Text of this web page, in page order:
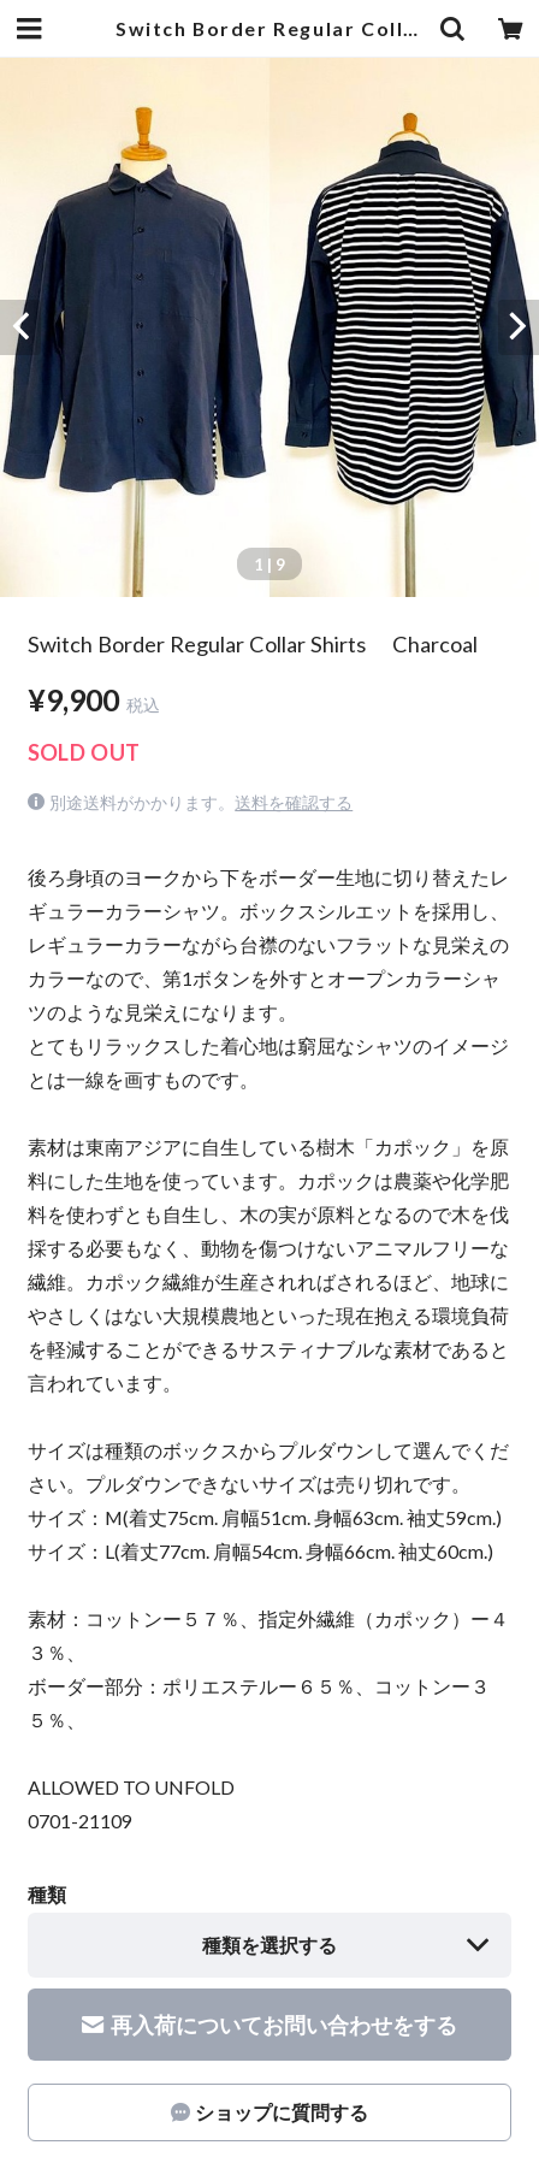
Switch Border Regular Collar Shirts Charcoal | 武蔵小杉のセレクトショップ【ナクール】-nakool-
1 | 9
Switch Border Regular Collar Shirts Charcoal
¥9,900 税込
SOLD OUT
別途送料がかかります。 送料を確認する
後ろ身頃のヨークから下をボーダー生地に切り替えたレ
ギュラーカラーシャツ。ボックスシルエットを採用し、
レギュラーカラーながら台襟のないフラットな見栄えの
カラーなので、第1ボタンを外すとオープンカラーシャ
ツのような見栄えになります。
とてもリラックスした着心地は窮屈なシャツのイメージ
とは一線を画すものです。
素材は東南アジアに自生している樹木「カポック」を原
料にした生地を使っています。カポックは農薬や化学肥
料を使わずとも自生し、木の実が原料となるので木を伐
採する必要もなく、動物を傷つけないアニマルフリーな
繊維。カポック繊維が生産されればされるほど、地球に
やさしくはない大規模農地といった現在抱える環境負荷
を軽減することができるサスティナブルな素材であると
言われています。
サイズは種類のボックスからプルダウンして選んでくだ
さい。プルダウンできないサイズは売り切れです。
サイズ：M(着丈75cm. 肩幅51cm. 身幅63cm. 袖丈59cm.)
サイズ：L(着丈77cm. 肩幅54cm. 身幅66cm. 袖丈60cm.)
素材：コットンー５７％、指定外繊維（カポック）ー４
３％、
ボーダー部分：ポリエステルー６５％、コットンー３
５％、
ALLOWED TO UNFOLD
0701-21109
種類
種類を選択する
再入荷についてお問い合わせをする
ショップに質問する